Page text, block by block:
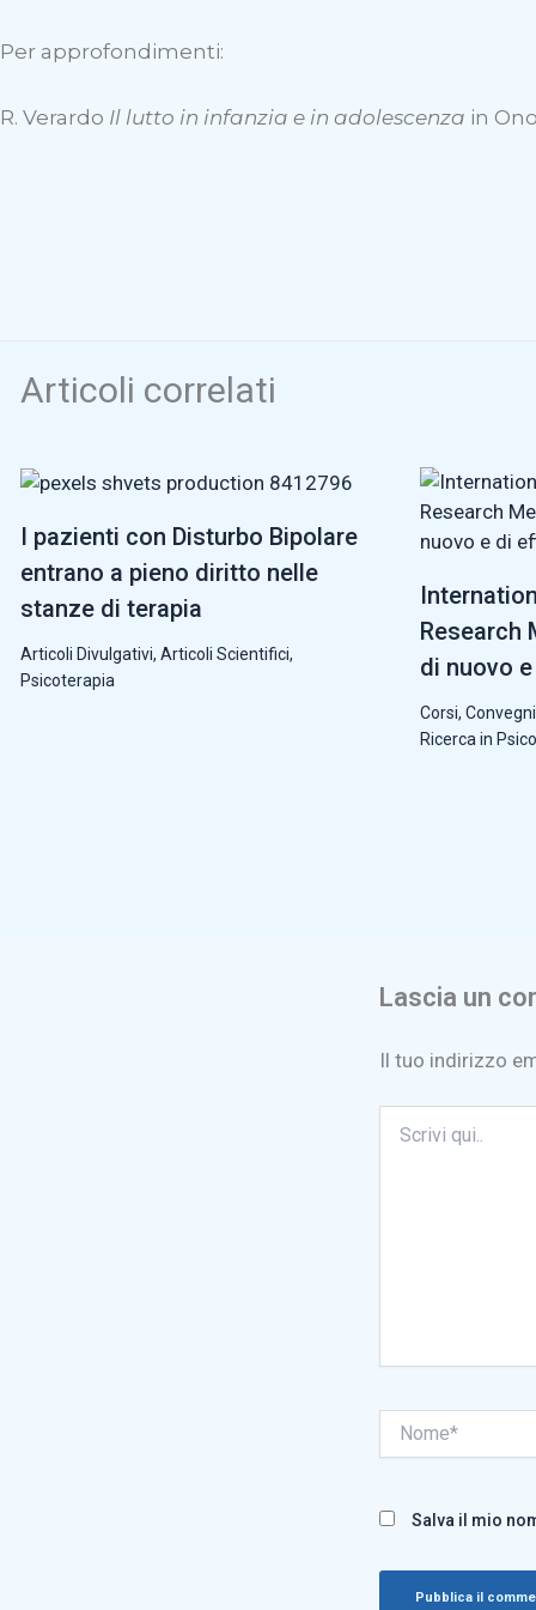
Per approfondimenti:
R. Verardo Il lutto in infanzia e in adolescenza in
Articoli correlati
I pazienti con Disturbo Bipolare
entrano a pieno diritto nelle
stanze di terapia
Articoli Divulgativi, Articoli Scientifici,
Psicoterapia
Research
di nuovo
Corsi,
Ricerca in
Lascia un
Il tuo indirizzo
qui..
Salva il mio